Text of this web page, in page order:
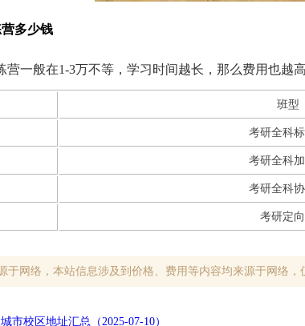
多少钱
营一般在1-3万不等，学习时间越长，那么费用也越
班型
考研全科
考研全科
考研全科
考研定
于网络，本站信息涉及到价格、费用等内容均来源于网络
市校区地址汇总（2025-07-10）